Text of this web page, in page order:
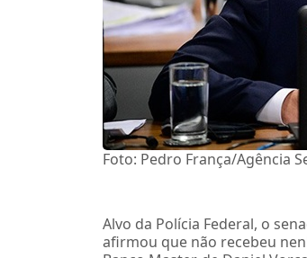
Foto: Pedro França/Agência
Alvo da Polícia Federal, o
afirmou que não recebeu